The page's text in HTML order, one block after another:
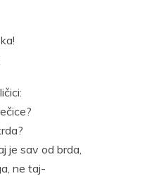
je sav od brda,
ne taj-